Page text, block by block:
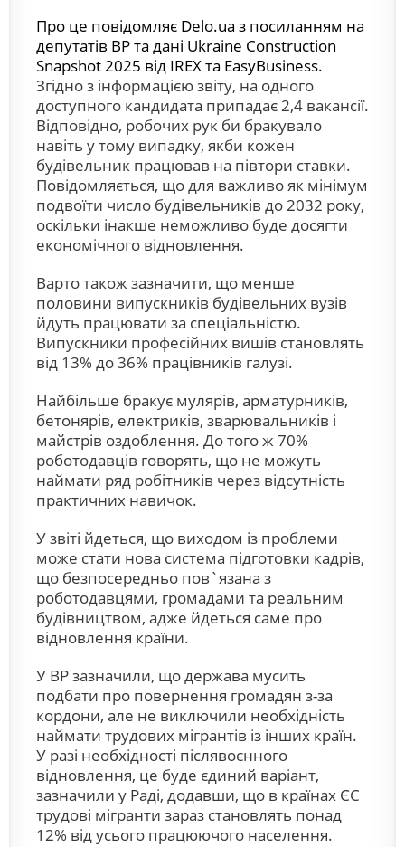
Про це повідомляє Delo.ua з посиланням на
депутатів ВР та дані Ukraine Construction
Snapshot 2025 від IREX та EasyBusiness.
Згідно з інформацією звіту, на одного
доступного кандидата припадає 2,4 вакансії.
Відповідно, робочих рук би бракувало
навіть у тому випадку, якби кожен
будівельник працював на півтори ставки.
Повідомляється, що для важливо як мінімум
подвоїти число будівельників до 2032 року,
оскільки інакше неможливо буде досягти
економічного відновлення.
Варто також зазначити, що менше
половини випускників будівельних вузів
йдуть працювати за спеціальністю.
Випускники професійних вишів становлять
від 13% до 36% працівників галузі.
Найбільше бракує мулярів, арматурників,
бетонярів, електриків, зварювальників і
майстрів оздоблення. До того ж 70%
роботодавців говорять, що не можуть
наймати ряд робітників через відсутність
практичних навичок.
У звіті йдеться, що виходом із проблеми
може стати нова система підготовки кадрів,
що безпосередньо пов`язана з
роботодавцями, громадами та реальним
будівництвом, адже йдеться саме про
відновлення країни.
У ВР зазначили, що держава мусить
подбати про повернення громадян з-за
кордони, але не виключили необхідність
наймати трудових мігрантів із інших країн.
У разі необхідності післявоєнного
відновлення, це буде єдиний варіант,
зазначили у Раді, додавши, що в країнах ЄС
трудові мігранти зараз становлять понад
12% від усього працюючого населення.